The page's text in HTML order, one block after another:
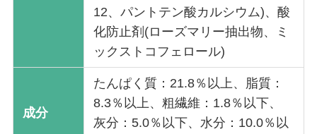
12、パントテン酸カルシウム)、酸
化防止剤(ローズマリー抽出物、ミ
ックストコフェロール)
成分
たんぱく質：21.8％以上、脂質：
8.3％以上、粗繊維：1.8％以下、
灰分：5.0％以下、水分：10.0％以